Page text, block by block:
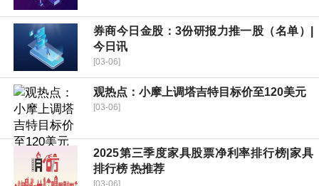
券商今日金股：3份研报力推一股（名单）|
今日讯
[03-06]
观热点：小摩上调塔吉特目标价至120美元
[03-06]
2025第三季度家具股票净利率排行榜|家具
排行榜 热推荐
[03-06]